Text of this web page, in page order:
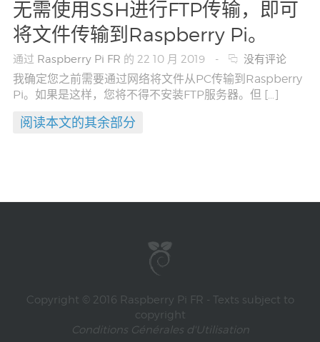
无需使用SSH进行FTP传输，即可
将文件传输到Raspberry Pi。
通过 Raspberry Pi FR 的 22 10 月 2019 - 没有评论
我确定您之前需要通过网络将文件从PC传输到Raspberry
Pi。如果是这样，您将不得不安装FTP服务器。但 […]
阅读本文的其余部分
Copyright © 2016 Raspberry Pi FR - Texts subject to
copyright
Conditions Générales d'Utilisation